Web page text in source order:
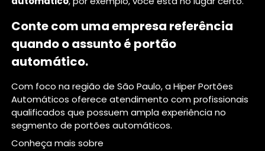
Conte com uma empresa referência
quando o assunto é portão
automático.
Com foco na região de São Paulo, a Hiper Portões
Automáticos oferece atendimento com profissionais
qualificados que possuem ampla experiência no
segmento de portões automáticos.
Conheça mais sobre